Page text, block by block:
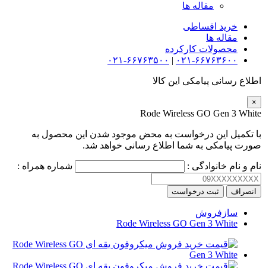
مقاله ها
خرید اقساطی
مقاله ها
محصولات کارکرده
۰۲۱-۶۶۷۶۳۶۰۰ | ۰۲۱-۶۶۷۶۳۵۰۰
اطلاع رسانی پیامکی این کالا
×
Rode Wireless GO Gen 3 White
با تکمیل این درخواست به محض موجود شدن این محصول به
صورت پیامکی به شما اطلاع رسانی خواهد شد.
نام و نام خانوادگی : شماره همراه :
انصراف ثبت درخواست
سازفروش
Rode Wireless GO Gen 3 White